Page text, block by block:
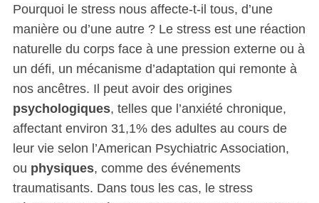
Pourquoi le stress nous affecte-t-il tous, d’une
manière ou d’une autre ? Le stress est une réaction
naturelle du corps face à une pression externe ou à
un défi, un mécanisme d’adaptation qui remonte à
nos ancêtres. Il peut avoir des origines
psychologiques, telles que l’anxiété chronique,
affectant environ 31,1% des adultes au cours de
leur vie selon l’American Psychiatric Association,
ou physiques, comme des événements
traumatisants. Dans tous les cas, le stress